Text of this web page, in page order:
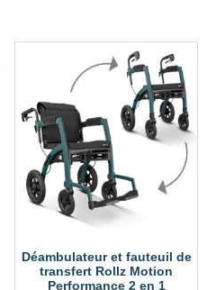
Déambulateur et fauteuil de
transfert Rollz Motion
Performance 2 en 1